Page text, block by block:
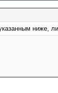
ниже,